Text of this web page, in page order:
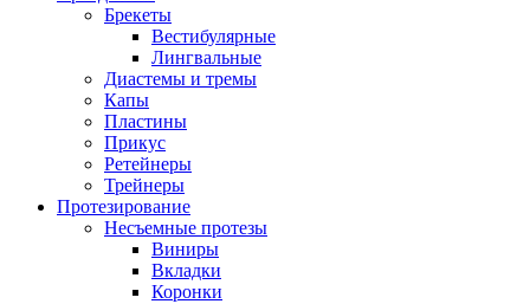
Брекеты
Вестибулярные
Лингвальные
Диастемы и тремы
Капы
Пластины
Прикус
Ретейнеры
Трейнеры
Протезирование
Несъемные протезы
Виниры
Вкладки
Коронки